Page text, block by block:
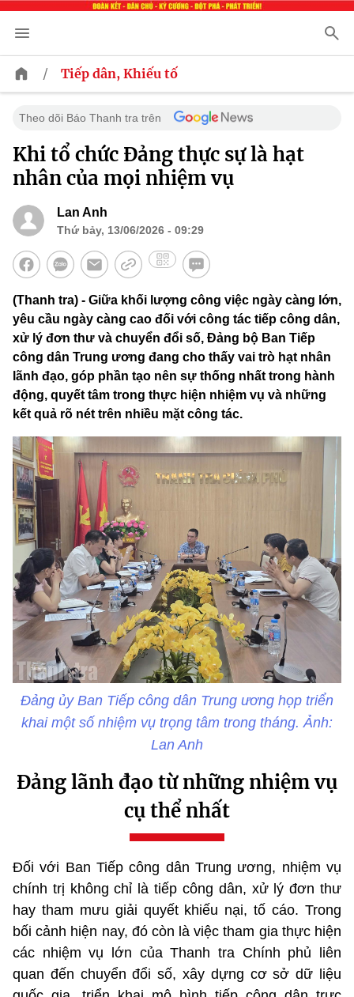
/ Tiếp dân, Khiếu tố
Theo dõi Báo Thanh tra trên
Khi tổ chức Đảng thực sự là hạt
nhân của mọi nhiệm vụ
Lan Anh
Thứ bảy, 13/06/2026 - 09:29
(Thanh tra) - Giữa khối lượng công việc ngày càng lớn,
yêu cầu ngày càng cao đối với công tác tiếp công dân,
xử lý đơn thư và chuyển đổi số, Đảng bộ Ban Tiếp
công dân Trung ương đang cho thấy vai trò hạt nhân
lãnh đạo, góp phần tạo nên sự thống nhất trong hành
động, quyết tâm trong thực hiện nhiệm vụ và những
kết quả rõ nét trên nhiều mặt công tác.
Đảng ủy Ban Tiếp công dân Trung ương họp triển
khai một số nhiệm vụ trọng tâm trong tháng. Ảnh:
Lan Anh
Đảng lãnh đạo từ những nhiệm vụ
cụ thể nhất
Đối với Ban Tiếp công dân Trung ương, nhiệm vụ
chính trị không chỉ là tiếp công dân, xử lý đơn thư
hay tham mưu giải quyết khiếu nại, tố cáo. Trong
bối cảnh hiện nay, đó còn là việc tham gia thực hiện
các nhiệm vụ lớn của Thanh tra Chính phủ liên
quan đến chuyển đổi số, xây dựng cơ sở dữ liệu